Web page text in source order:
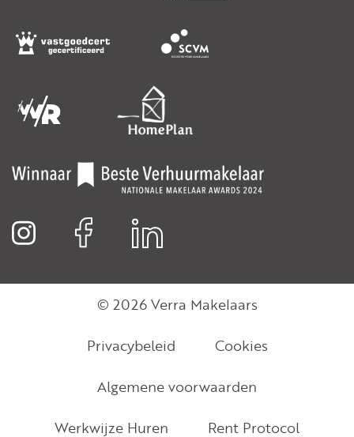
© 2026 Verra Makelaars
Privacybeleid
Cookies
Algemene voorwaarden
Werkwijze Huren
Rent Protocol